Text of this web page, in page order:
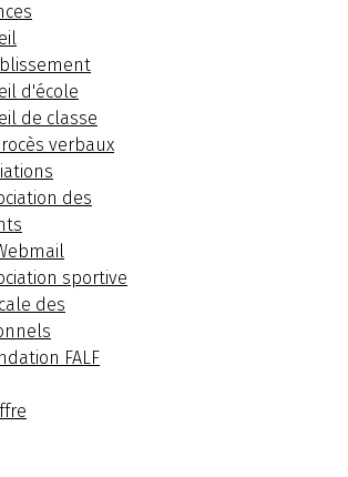
d'école
de classe
verbaux
des
sportive
des
FALF